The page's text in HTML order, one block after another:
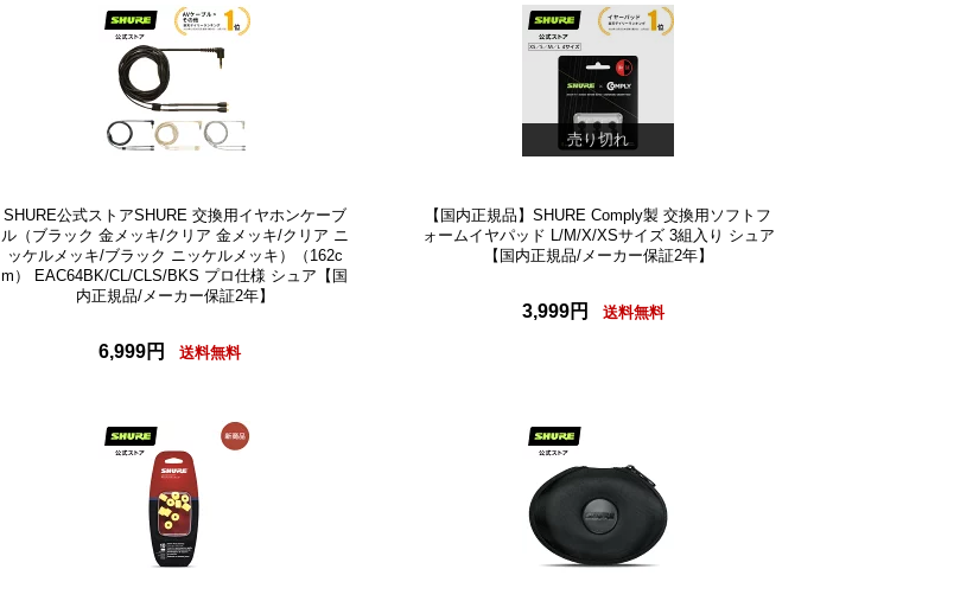
売り切れ
SHURE公式ストアSHURE 交換用イヤホンケーブ
ル（ブラック 金メッキ/クリア 金メッキ/クリア ニ
ッケルメッキ/ブラック ニッケルメッキ）（162c
m） EAC64BK/CL/CLS/BKS プロ仕様 シュア【国
内正規品/メーカー保証2年】
6,999円 送料無料
【国内正規品】SHURE Comply製 交換用ソフトフ
ォームイヤパッド L/M/X/XSサイズ 3組入り シュア
【国内正規品/メーカー保証2年】
3,999円 送料無料